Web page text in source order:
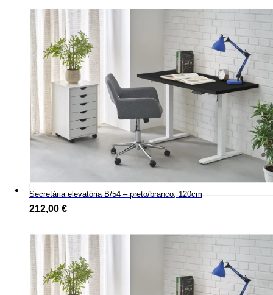
Secretária elevatória B/54 – preto/branco, 120cm
212,00 €